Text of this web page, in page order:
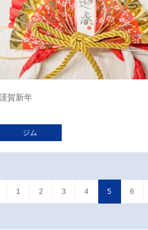
賀新年
ジム
1 2 3 4 5 6